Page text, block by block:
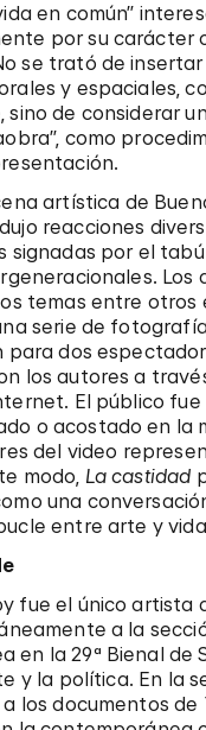
en común”
por su carácter
se trató de insertar
y espaciales,
de considerar
como
artística de
reacciones
signadas por el
Los
temas entre otros
serie de
para dos
los autores a
El público
o acostado en la
del video
modo, La castidad
una
entre arte y
fue el único artista
a la
en la 29ª Bienal de
y la política. En la
los documentos de